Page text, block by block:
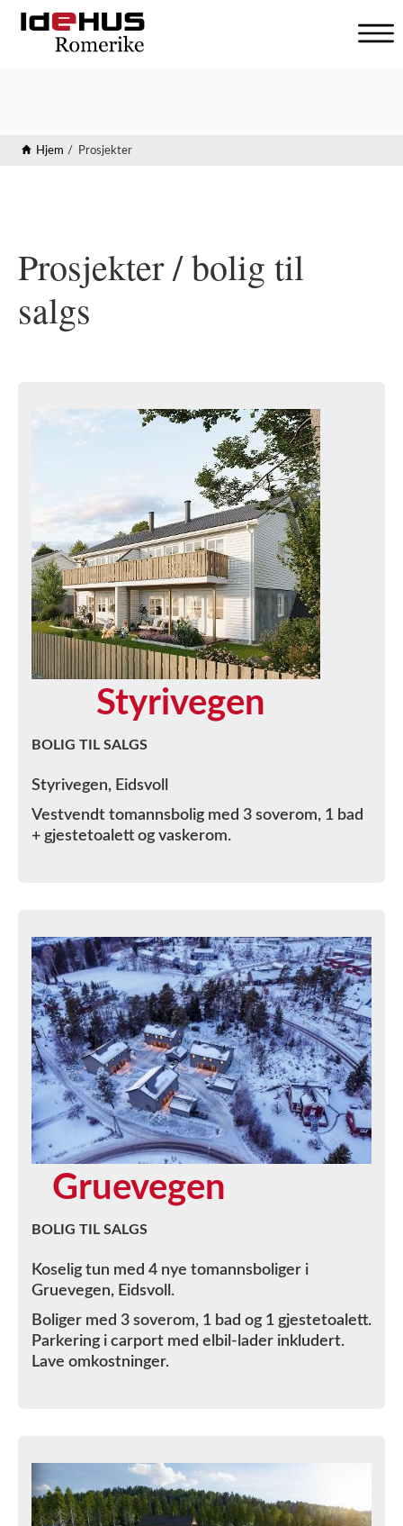
Hjem Prosjekter
Prosjekter / bolig til
salgs
Styrivegen
BOLIG TIL SALGS
Styrivegen, Eidsvoll
Vestvendt tomannsbolig med 3 soverom, 1 bad
+ gjestetoalett og vaskerom.
Gruevegen
BOLIG TIL SALGS
Koselig tun med 4 nye tomannsboliger i
Gruevegen, Eidsvoll.
Boliger med 3 soverom, 1 bad og 1 gjestetoalett.
Parkering i carport med elbil-lader inkludert.
Lave omkostninger.